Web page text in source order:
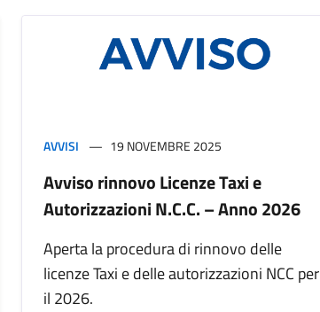
AVVISI 19 NOVEMBRE 2025
Avviso rinnovo Licenze Taxi e
Autorizzazioni N.C.C. – Anno 2026
Aperta la procedura di rinnovo delle
licenze Taxi e delle autorizzazioni NCC per
il 2026.